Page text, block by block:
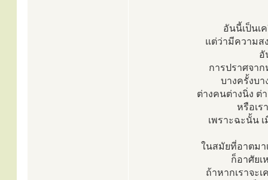
อันนี้เป็นเ
แต่ว่ามีความส
อั
การปราศจา
บางครั้งบา
ต่างคนต่างนิ่ง ต่
หรือเร
เพราะฉะนั้น
ในสมัยที่อาตม
ก็อาศัยเ
ถ้าหากเราจะ